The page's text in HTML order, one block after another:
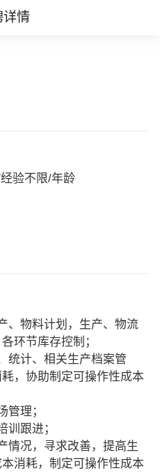
详情
验不限/年龄
、物料计划，生产、物流
环节库存控制；
统计、相关生产档案管
，协助制定可操作性成本
管理；
训跟进；
情况，寻求改善，提高生
消耗，制定可操作性成本